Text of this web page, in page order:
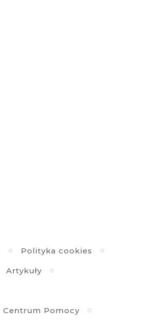
Polityka cookies
Artykuły
Centrum Pomocy